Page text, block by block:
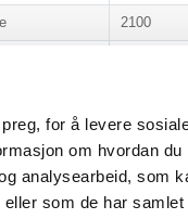
for å levere
om hvordan du
analysearbeid, som
som de har samlet
2100
2100
2100